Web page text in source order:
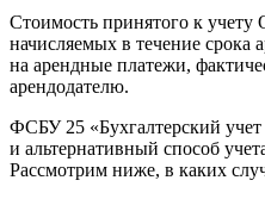
Стоимость принятого к учету
начисляемых в течение срока
на арендные платежи,
арендодателю.
ФСБУ 25 «Бухгалтерский
и альтернативный способ
Рассмотрим ниже, в каких